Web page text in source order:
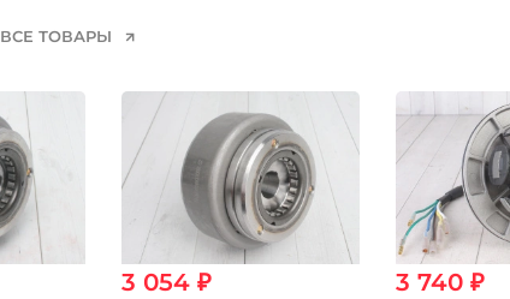
ВСЕ ТОВАРЫ
3 054 ₽ 3 740 ₽